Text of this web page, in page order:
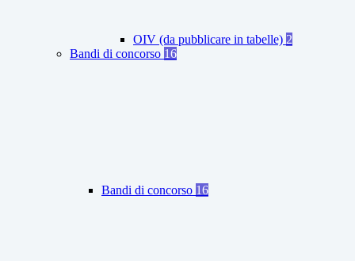
OIV (da pubblicare in tabelle) 2
Bandi di concorso 16
Bandi di concorso 16